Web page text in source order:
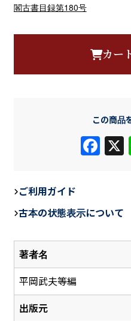
閣古書目録第180号
著者名
平岡武夫等編
出版元
カー
この商品
F
e
b
o
o
ご利用ガイド
古本の状態表示について